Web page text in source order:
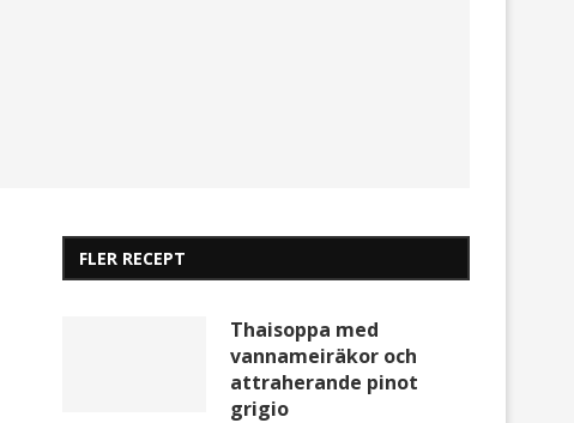
FLER RECEPT
Thaisoppa med
vannameiräkor och
attraherande pinot
grigio